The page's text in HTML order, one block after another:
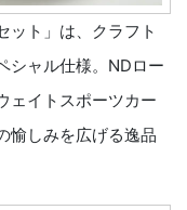
ト」は、クラフト
シャル仕様。NDロー
ェイトスポーツカー
愉しみを広げる逸品